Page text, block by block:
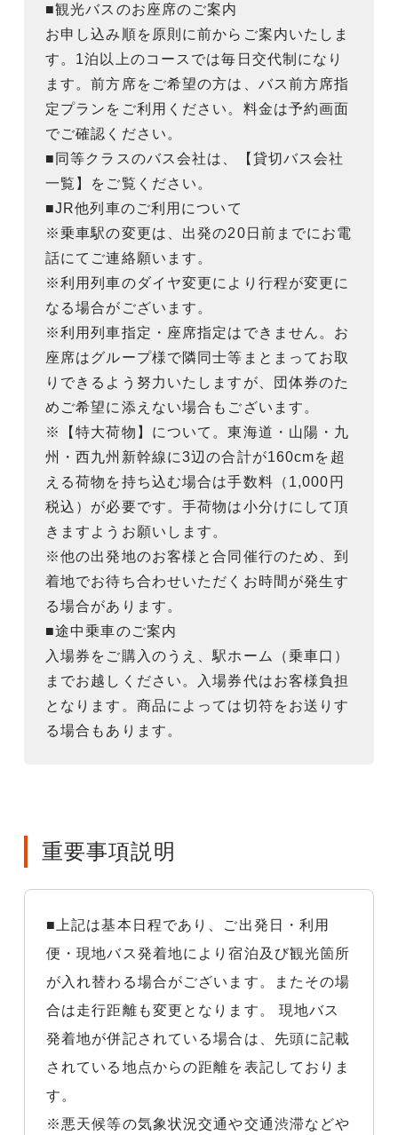
■観光バスのお座席のご案内
お申し込み順を原則に前からご案内いたしま
す。1泊以上のコースでは毎日交代制になり
ます。前方席をご希望の方は、バス前方席指
定プランをご利用ください。料金は予約画面
でご確認ください。
■同等クラスのバス会社は、【貸切バス会社
一覧】をご覧ください。
■JR他列車のご利用について
※乗車駅の変更は、出発の20日前までにお電
話にてご連絡願います。
※利用列車のダイヤ変更により行程が変更に
なる場合がございます。
※利用列車指定・座席指定はできません。お
座席はグループ様で隣同士等まとまってお取
りできるよう努力いたしますが、団体券のた
めご希望に添えない場合もございます。
※【特大荷物】について。東海道・山陽・九
州・西九州新幹線に3辺の合計が160cmを超
える荷物を持ち込む場合は手数料（1,000円
税込）が必要です。手荷物は小分けにして頂
きますようお願いします。
※他の出発地のお客様と合同催行のため、到
着地でお待ち合わせいただくお時間が発生す
る場合があります。
■途中乗車のご案内
入場券をご購入のうえ、駅ホーム（乗車口）
までお越しください。入場券代はお客様負担
となります。商品によっては切符をお送りす
る場合もあります。
重要事項説明
■上記は基本日程であり、ご出発日・利用
便・現地バス発着地により宿泊及び観光箇所
が入れ替わる場合がございます。またその場
合は走行距離も変更となります。 現地バス
発着地が併記されている場合は、先頭に記載
されている地点からの距離を表記しておりま
す。
※悪天候等の気象状況交通や交通渋滞などや